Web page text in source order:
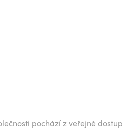
pochází z veřejně